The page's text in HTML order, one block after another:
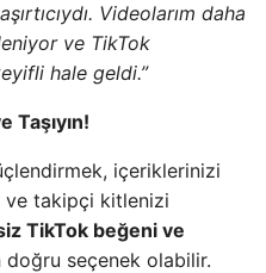
Videolarım daha
ve TikTok
hale geldi.”
Taşıyın!
içeriklerinizi
ve takipçi kitlenizi
TikTok beğeni ve
seçenek olabilir.